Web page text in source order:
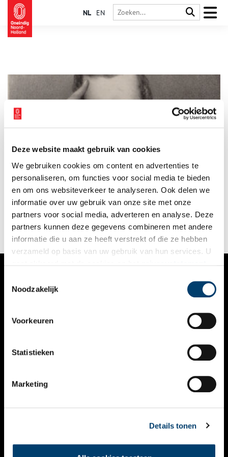
Deze website maakt gebruik van cookies
We gebruiken cookies om content en advertenties te
personaliseren, om functies voor social media te bieden
en om ons websiteverkeer te analyseren. Ook delen we
informatie over uw gebruik van onze site met onze
partners voor social media, adverteren en analyse. Deze
partners kunnen deze gegevens combineren met andere
informatie die u aan ze heeft verstrekt of die ze hebben
verzameld op basis van uw gebruik van hun services. U
Noodzakelijk
Voorkeuren
Statistieken
Marketing
Details tonen
NL EN
Je zal maar de zoon van een Zaanse zeilmaker zijn en een
tropische vis naar je vernoemd krijgen. Het overkwam Pieter
Bleeker (1819-1878). Zijn levensverhaal leest als een
spannend boek. Hoe kwam deze Zaanse jongen in het Indische
leger terecht? Waarom kreeg hij meermalen een eredoctoraat?
En waarom noemden apothekers een drankje naar hem?
VERHALEN
KALENDER
THEMA’S
VIDEO’S
CONTACT